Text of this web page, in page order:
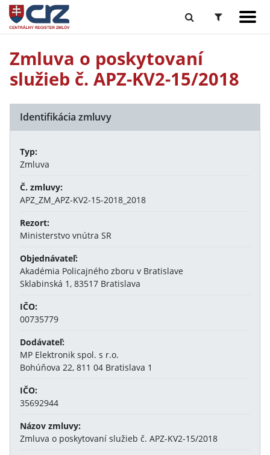
Zmluva o poskytovaní
služieb č. APZ-KV2-15/2018
Identifikácia zmluvy
Typ:
Zmluva
Č. zmluvy:
APZ_ZM_APZ-KV2-15-2018_2018
Rezort:
Ministerstvo vnútra SR
Objednávateľ:
Akadémia Policajného zboru v Bratislave
Sklabinská 1, 83517 Bratislava
IČO:
00735779
Dodávateľ:
MP Elektronik spol. s r.o.
Bohúňova 22, 811 04 Bratislava 1
IČO:
35692944
Názov zmluvy:
Zmluva o poskytovaní služieb č. APZ-KV2-15/2018